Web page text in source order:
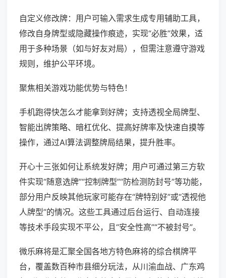
自定义修改牌：用户可输入需求生成专用辅助工具，
修改自身牌型或隐藏操作痕迹，实现“必胜”效果，适
用于多种场景（如与好友对局），但需注意遵守游戏
规则，维护公平环境。
聚焦相关游戏功能优势与特色！
手机跑得快怎么才能拿到好牌；支持透视全局牌型、
智能出牌策略、暗杠优化、提高好牌率及快速自摸等
操作，通过AI算法调整牌局结果，提升胜率。
开心十三张如何让系统发好牌；用户可通过第三方软
件实现“随意选牌”“控制牌型”“防检测防封号”等功能，
部分用户反映其他玩家可能存在“牌特别好”或“透视他
人牌型”的情况。这些工具通过后台运行、自动连接
等技术手段实现不平公，且“安全性高”“不被封号”。
微乐麻将是汇聚全国各地方特色麻将的综合棋牌平
台，覆盖数百种市县细分玩法，从川渝血战、广东鸡